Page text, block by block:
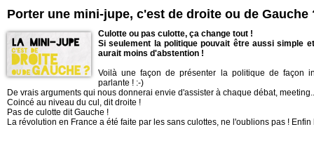
Porter une mini-jupe, c'est de droite ou de Gauche
Culotte ou pas culotte, ça change tout !
Si seulement la politique pouvait être aussi simple
aurait moins d'abstention !
Voilà une façon de présenter la politique de façon
parlante ! :-)
De vrais arguments qui nous donnerai envie d'assister à chaque débat,
Coincé au niveau du cul, dit droite !
Pas de culotte dit Gauche !
La révolution en France a été faite par les sans culottes, ne l'oublions pas ! Enfin